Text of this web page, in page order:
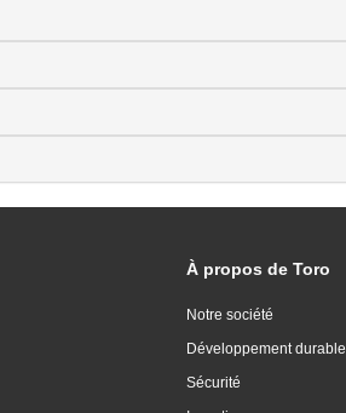
À propos de Toro
Notre société
Développement durable
Sécurité